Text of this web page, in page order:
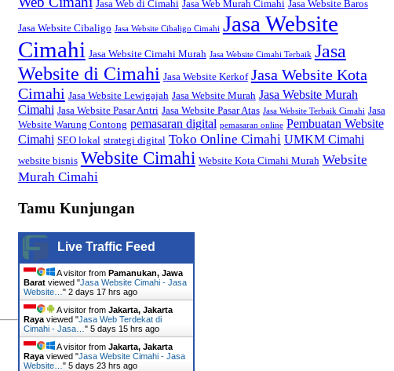
Jasa Web di Cimahi Jasa Web Murah Cimahi Jasa Website Baros
Jasa Website Cibaligo Jasa Website Cibaligo Cimahi Jasa Website
Cimahi Jasa Website Cimahi Murah Jasa Website Cimahi Terbaik Jasa
Website di Cimahi Jasa Website Kerkof Jasa Website Kota
Cimahi Jasa Website Lewigajah Jasa Website Murah Jasa Website Murah
Cimahi Jasa Website Pasar Antri Jasa Website Pasar Atas Jasa Website Terbaik Cimahi Jasa
Website Warung Contong pemasaran digital pemasaran online Pembuatan Website
Cimahi SEO lokal strategi digital Toko Online Cimahi UMKM Cimahi
website bisnis Website Cimahi Website Kota Cimahi Murah Website
Murah Cimahi
Tamu Kunjungan
Live Traffic Feed
A visitor from Pamanukan, Jawa
Baratviewed "Jasa Website Cimahi - Jasa
Website… " 2 days 17 hrs ago
A visitor from Jakarta, Jakarta
Rayaviewed "Jasa Web Terdekat di
Cimahi - Jasa… " 5 days 15 hrs ago
A visitor from Jakarta, Jakarta
Rayaviewed "Jasa Website Cimahi - Jasa
Website… " 5 days 23 hrs ago